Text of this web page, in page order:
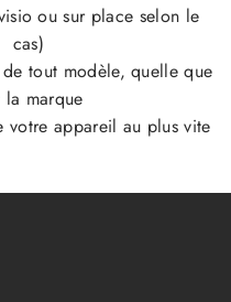
ou sur place selon le
cas)
tout modèle, quelle que
la marque
votre appareil au plus vite